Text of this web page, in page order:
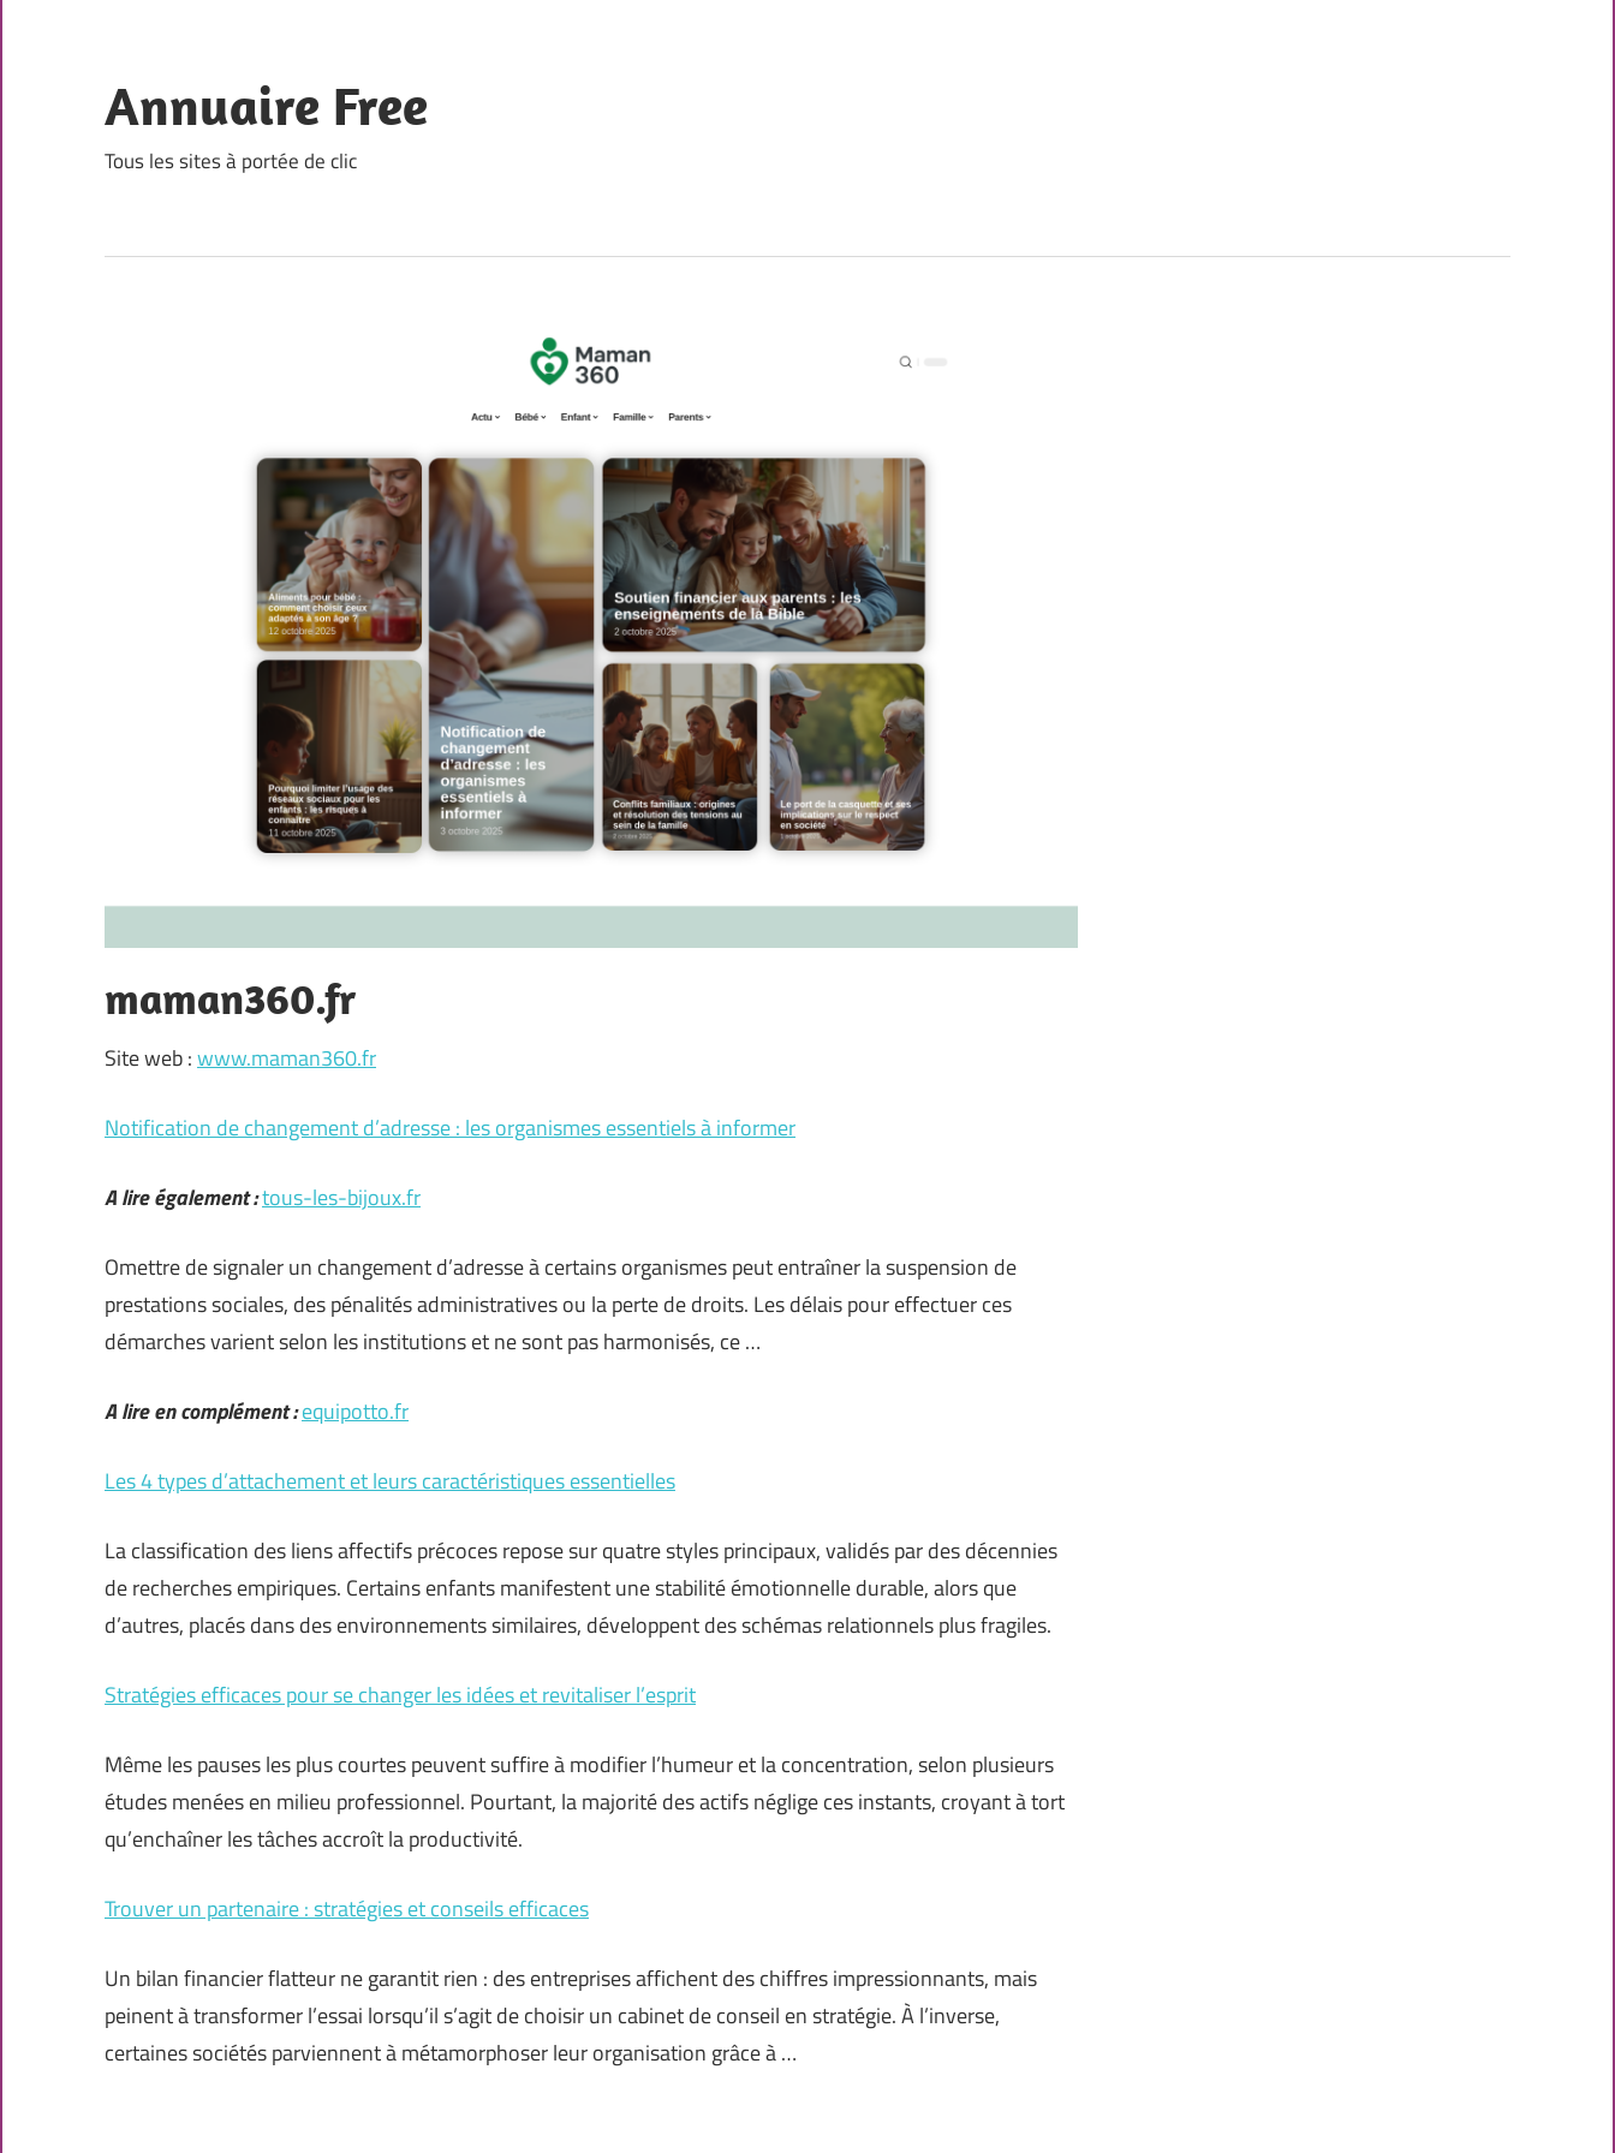
content
Annuaire Free
Tous les sites à portée de clic
maman360.fr
Site web :www.maman360.fr
Notification de changement d’adresse : les organismes essentiels à informer
A lire également :tous-les-bijoux.fr
Omettre de signaler un changement d’adresse à certains organismes peut entraîner la suspension de
prestations sociales, des pénalités administratives ou la perte de droits. Les délais pour effectuer ces
démarches varient selon les institutions et ne sont pas harmonisés, ce …
A lire en complément :equipotto.fr
Les 4 types d’attachement et leurs caractéristiques essentielles
La classification des liens affectifs précoces repose sur quatre styles principaux, validés par des décennies
de recherches empiriques. Certains enfants manifestent une stabilité émotionnelle durable, alors que
d’autres, placés dans des environnements similaires, développent des schémas relationnels plus fragiles.
Stratégies efficaces pour se changer les idées et revitaliser l’esprit
Même les pauses les plus courtes peuvent suffire à modifier l’humeur et la concentration, selon plusieurs
études menées en milieu professionnel. Pourtant, la majorité des actifs néglige ces instants, croyant à tort
qu’enchaîner les tâches accroît la productivité.
Trouver un partenaire : stratégies et conseils efficaces
Un bilan financier flatteur ne garantit rien : des entreprises affichent des chiffres impressionnants, mais
peinent à transformer l’essai lorsqu’il s’agit de choisir un cabinet de conseil en stratégie. À l’inverse,
certaines sociétés parviennent à métamorphoser leur organisation grâce à …